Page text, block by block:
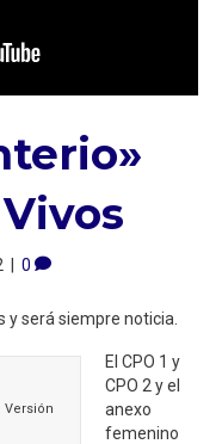
0
y será siempre noticia.
Versión
El CPO 1 y
CPO 2 y el
anexo
femenino